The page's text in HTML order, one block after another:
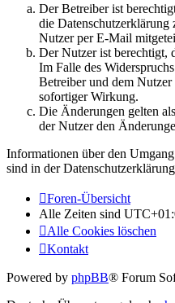
Der Betreiber ist
die
Nutzer per E-Mail
Der Nutzer ist berechtigt,
Im Falle des
Betreiber und dem Nutzer
sofortiger Wirkung.
Die Änderungen gelten
der Nutzer den
Informationen über den
sind in der
Foren-Übersicht
Alle Zeiten sind
Alle Cookies löschen
Kontakt
Powered by phpBB® Forum